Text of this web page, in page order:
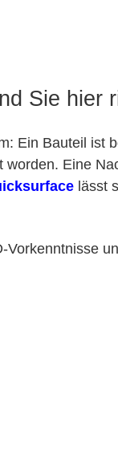
Sie hier
Ein Bauteil ist
Eine
lässt